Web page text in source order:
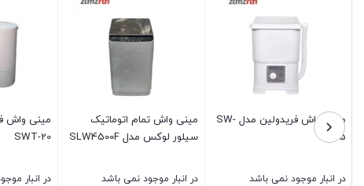
مینی واش فریدولین مدل SW-
15
در انبار موجود نمی باشد
مینی واش تمام اتوماتیک
سیلور لوکس مدل SLW4500F
در انبار موجود نمی باشد
مینی واش
SWT-20
در انبار